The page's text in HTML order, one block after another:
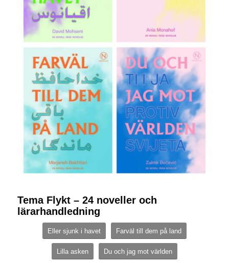
Tema Flykt – 24 noveller och
lärarhandledning
Eller sjunk i havet Farväl till dem på land
Lilla asken Du och jag mot världen